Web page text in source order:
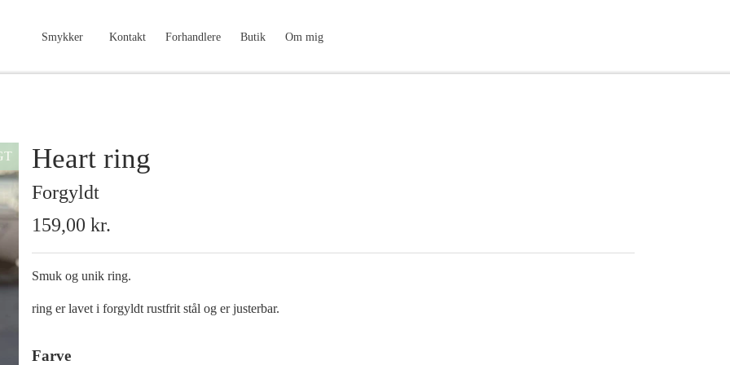
Smykker Kontakt Forhandlere Butik Om mig
Heart ring
Forgyldt
159,00 kr.
Smuk og unik ring.
ring er lavet i forgyldt rustfrit stål og er justerbar.
Farve